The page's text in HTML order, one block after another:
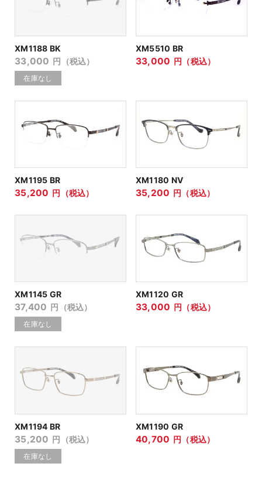
XM1188 BK
33,000 円（税込）
XM5510 BR
33,000 円（税込）
XM1195 BR
35,200 円（税込）
XM1180 NV
35,200 円（税込）
XM1145 GR
37,400 円（税込）
XM1120 GR
33,000 円（税込）
XM1194 BR
35,200 円（税込）
XM1190 GR
40,700 円（税込）